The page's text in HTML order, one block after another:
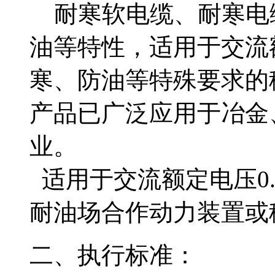
耐寒软电缆、耐寒电缆
油等特性，适用于
寒、防油等特殊要求的
产品已广泛应用于冶金
业。
适用于交流额定电压
耐油场合作动力装置或
二、执行标准：